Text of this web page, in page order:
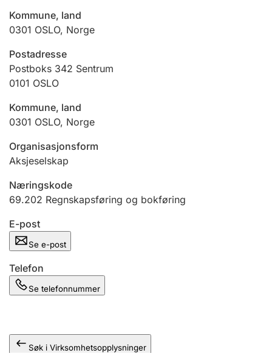
Ektepaktveileder
Andre tema
Kommune, land
0301 OSLO, Norge
Postadresse
Postboks 342 Sentrum
0101 OSLO
Kommune, land
0301 OSLO, Norge
Organisasjonsform
Aksjeselskap
Næringskode
69.202 Regnskapsføring og bokføring
E-post
Se e-post
Telefon
Se telefonnummer
Søk i Virksomhetsopplysninger